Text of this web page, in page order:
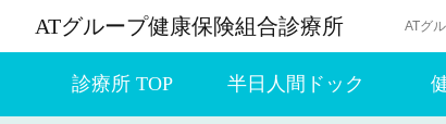
ATグループ健康保険組合診療所 ATグ
診療所 TOP 半日人間ドック